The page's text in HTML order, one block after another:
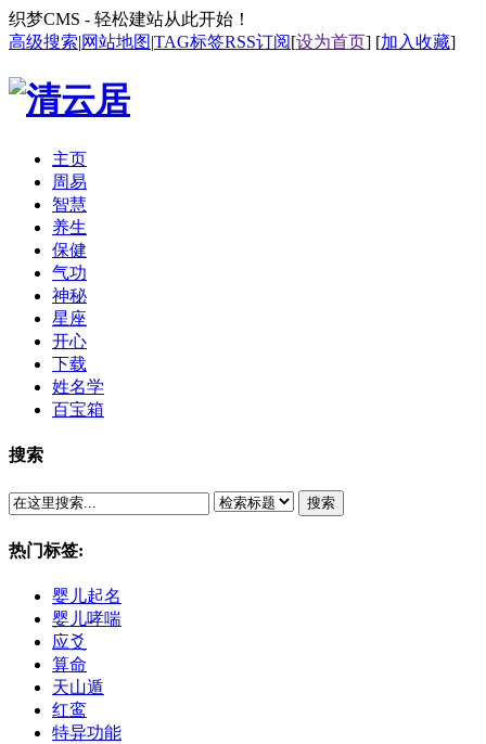
织梦CMS - 轻松建站从此开始！
高级搜索|网站地图|TAG标签RSS订阅[设为首页] [加入收藏]
主页
周易
智慧
养生
保健
气功
神秘
星座
开心
下载
姓名学
百宝箱
搜索
搜索
热门标签:
婴儿起名
婴儿哮喘
应爻
算命
天山遁
红鸾
特异功能